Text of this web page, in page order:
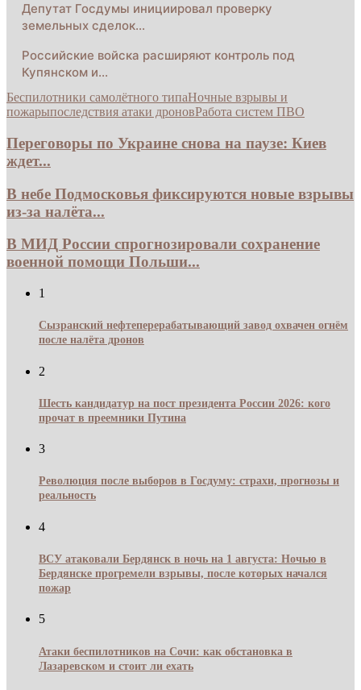
Депутат Госдумы инициировал проверку
земельных сделок…
Российские войска расширяют контроль под
Купянском и…
Беспилотники самолётного типаНочные взрывы и
пожарыпоследствия атаки дроновРабота систем ПВО
Переговоры по Украине снова на паузе: Киев
ждет...
В небе Подмосковья фиксируются новые взрывы
из-за налёта...
В МИД России спрогнозировали сохранение
военной помощи Польши...
1
Сызранский нефтеперерабатывающий завод охвачен огнём
после налёта дронов
2
Шесть кандидатур на пост президента России 2026: кого
прочат в преемники Путина
3
Революция после выборов в Госдуму: страхи, прогнозы и
реальность
4
ВСУ атаковали Бердянск в ночь на 1 августа: Ночью в
Бердянске прогремели взрывы, после которых начался
пожар
5
Атаки беспилотников на Сочи: как обстановка в
Лазаревском и стоит ли ехать